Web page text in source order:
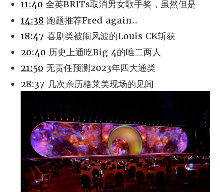
11:40 全英BRITs取消男女歌手奖，虽然但是
14:38 跑题推荐Fred again..
18:47 喜剧类被闹风波的Louis CK斩获
20:40 历史上通吃Big 4的唯二两人
21:50 无责任预测2023年四大通类
28:37 几次亲历格莱美现场的见闻